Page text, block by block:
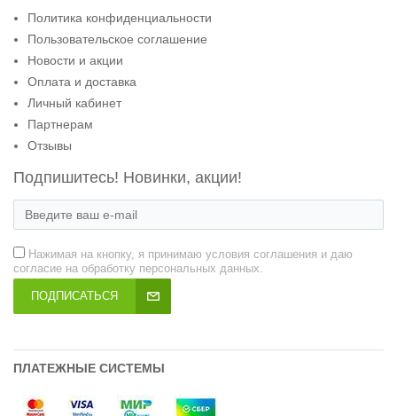
Политика конфиденциальности
Пользовательское соглашение
Новости и акции
Оплата и доставка
Личный кабинет
Партнерам
Отзывы
Подпишитесь! Новинки, акции!
Нажимая на кнопку, я принимаю условия соглашения и даю
согласие на обработку персональных данных.
ПОДПИСАТЬСЯ
ПЛАТЕЖНЫЕ СИСТЕМЫ